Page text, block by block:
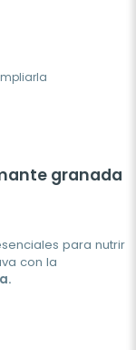
granada
para nutrir
con la